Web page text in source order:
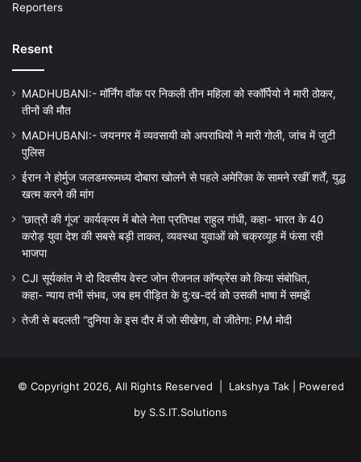
Reporters
Resent
MADHUBANI:- मॉर्निंग वॉक पर निकली तीन महिला को स्कॉर्पियो ने मारी ठोकर,
तीनों की मौत
MADHUBANI:- जयनगर में व्यवसायी को अपराधियों ने मारी गोली, जांच में जुटी
पुलिस
ईरान ने होर्मुज जलडमरूमध्य दोबारा खोलने से पहले अमेरिका के सामने रखीं शर्तें, युद्ध
खत्म करने की मांग
‘छात्रों की गूंज’ कार्यक्रम में बोले नेता प्रतिपक्ष राहुल गांधी, कहा- भारत के 40
करोड़ युवा देश की सबसे बड़ी ताकत, व्यवस्था युवाओं को चक्रव्यूह में फंसा रही
भाजपा
CJI सूर्यकांत ने दो दिवसीय वेस्ट जोन रीजनल कॉन्फ्रेंस को किया संबोधित,
कहा- न्याय तभी संभव, जब हम पीड़ित के दु:ख-दर्द को उसकी भाषा में समझें
तेजी से बदलती “दुनिया के इस दौर में जो सीखेगा, वो जीतेगा: PM मोदी
© Copyright 2026, All Rights Reserved | Lakshya Tak| Powered
by S.S.IT.Solutions